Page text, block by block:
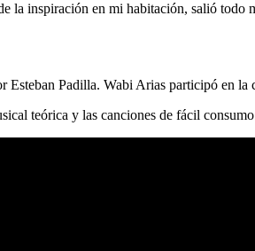
la inspiración en mi habitación, salió todo
Esteban Padilla. Wabi Arias participó en
teórica y las canciones de fácil